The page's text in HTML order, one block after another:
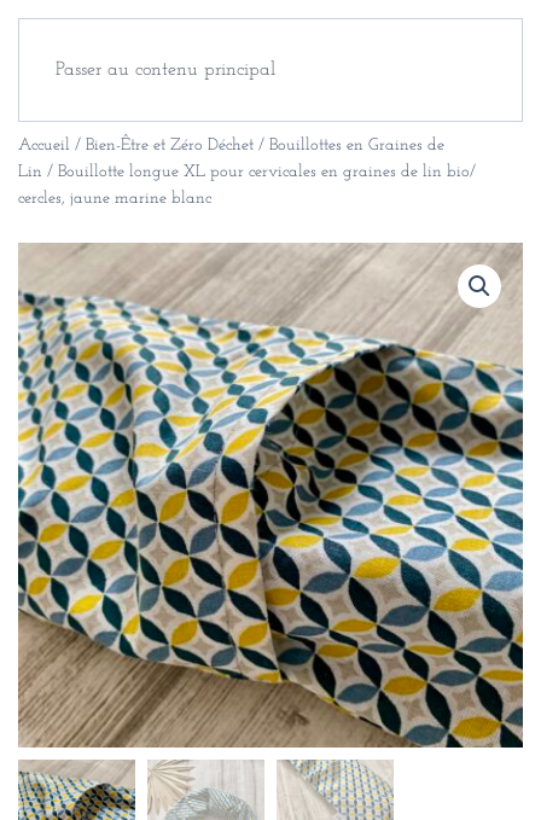
Passer au contenu principal
Accueil / Bien-Être et Zéro Déchet / Bouillottes en Graines de
Lin / Bouillotte longue XL pour cervicales en graines de lin bio/
cercles, jaune marine blanc